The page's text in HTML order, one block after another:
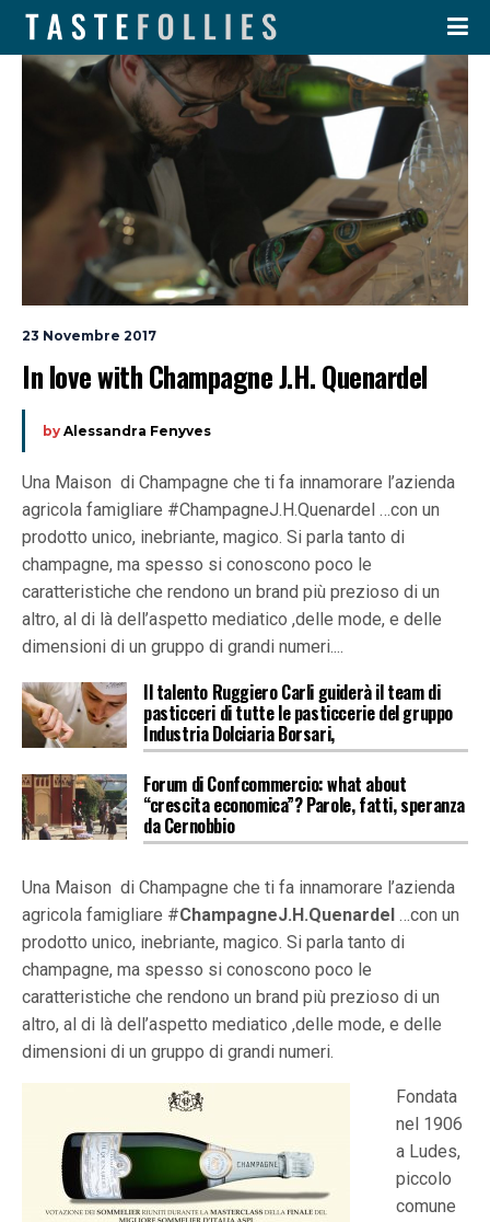
23 Novembre 2017
In love with Champagne J.H. Quenardel
by Alessandra Fenyves
Una Maison di Champagne che ti fa innamorare l’azienda
agricola famigliare #ChampagneJ.H.Quenardel …con un
prodotto unico, inebriante, magico. Si parla tanto di
champagne, ma spesso si conoscono poco le
caratteristiche che rendono un brand più prezioso di un
altro, al di là dell’aspetto mediatico ,delle mode, e delle
dimensioni di un gruppo di grandi numeri....
Il talento Ruggiero Carli guiderà il team di
pasticceri di tutte le pasticcerie del gruppo
Industria Dolciaria Borsari,
Forum di Confcommercio: what about
“crescita economica”? Parole, fatti, speranza
da Cernobbio
Una Maison di Champagne che ti fa innamorare l’azienda
agricola famigliare #ChampagneJ.H.Quenardel …con un
prodotto unico, inebriante, magico. Si parla tanto di
champagne, ma spesso si conoscono poco le
caratteristiche che rendono un brand più prezioso di un
altro, al di là dell’aspetto mediatico ,delle mode, e delle
dimensioni di un gruppo di grandi numeri.
Fondata
nel 1906
a Ludes,
piccolo
comune